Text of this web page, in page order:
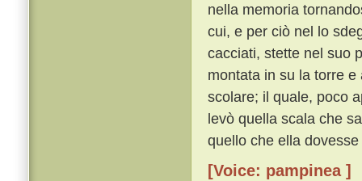
nella memoria
cui, e per ciò nel lo
cacciati, stette nel suo
montata in su la torre
scolare; il quale, poco
levò quella scala che
quello che ella
[Voice: pampinea ]